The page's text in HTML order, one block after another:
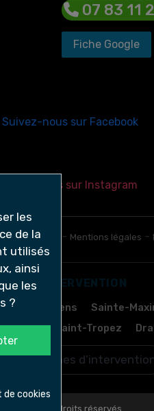
07 83 11
Fiche Google
Suivez-nous sur Facebook
Suivez-nous sur Instagram
- Mentions légales -
D’INTERVENTION
sur-Argens Sainte-
Saint-Tropez
nos zones
@2025 | Tous droits réservés.
les
de la
utilisés
ainsi
les
?
cookies